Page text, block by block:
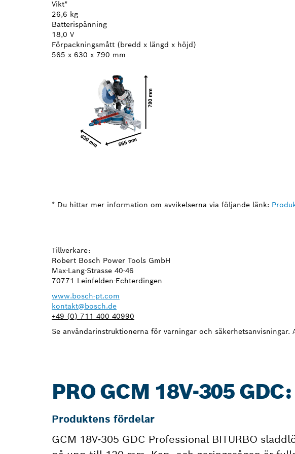
Vikt*
26,6 kg
Batterispänning
18,0 V
Förpackningsmått (bredd x längd x höjd)
565 x 630 x 790 mm
* Du hittar mer information om avvikelserna via följande länk:
Tillverkare:
Robert Bosch Power Tools GmbH
Max-Lang-Strasse 40-46
70771 Leinfelden-Echterdingen
www.bosch-pt.com
kontakt@bosch.de
+49 (0) 711 400 40990
Se användarinstruktionerna för varningar och
PRO GCM 18V-305
Produktens fördelar
GCM 18V-305 GDC Professional BITURBO